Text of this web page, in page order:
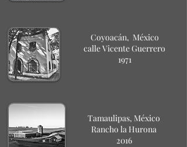
Coyoacán, México
calle Vicente Guerrero
1971
Tamaulipas, México
Rancho la Hurona
2016